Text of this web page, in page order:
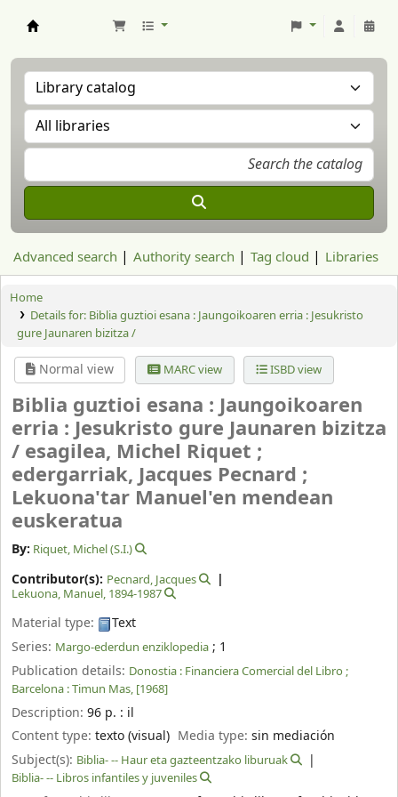
Advanced search Authority search Tag cloud Libraries
Home
Details for: Biblia guztioi esana : Jaungoikoaren erria : Jesukristo
gure Jaunaren bizitza /
Normal view MARC view ISBD view
Biblia guztioi esana : Jaungoikoaren
erria : Jesukristo gure Jaunaren bizitza
/ esagilea, Michel Riquet ;
edergarriak, Jacques Pecnard ;
Lekuona'tar Manuel'en mendean
euskeratua
By: Riquet, Michel (S.I.)
Contributor(s): Pecnard, Jacques
Lekuona, Manuel, 1894-1987
Material type:
Text
Series: Margo-ederdun enziklopedia ; 1
Publication details: Donostia : Financiera Comercial del Libro ;
Barcelona :Timun Mas, [1968]
Description: 96 p. : il
Content type: texto (visual) Media type:sin mediación
Subject(s): Biblia- -- Haur eta gazteentzako liburuak
Biblia- -- Libros infantiles y juveniles